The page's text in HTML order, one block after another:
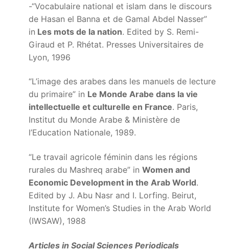
-“Vocabulaire national et islam dans le discours
de Hasan el Banna et de Gamal Abdel Nasser”
in Les mots de la nation. Edited by S. Remi-
Giraud et P. Rhétat. Presses Universitaires de
Lyon, 1996
“L’image des arabes dans les manuels de lecture
du primaire” in Le Monde Arabe dans la vie
intellectuelle et culturelle en France. Paris,
Institut du Monde Arabe & Ministère de
l’Education Nationale, 1989.
“Le travail agricole féminin dans les régions
rurales du Mashreq arabe” in Women and
Economic Development in the Arab World.
Edited by J. Abu Nasr and I. Lorfing. Beirut,
Institute for Women’s Studies in the Arab World
(IWSAW), 1988
Articles in Social Sciences Periodicals